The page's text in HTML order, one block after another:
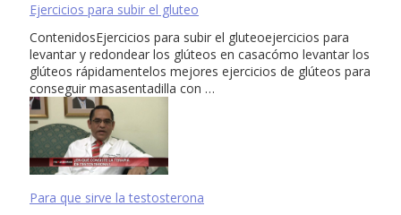
Ejercicios para subir el gluteo
ContenidosEjercicios para subir el gluteoejercicios para
levantar y redondear los glúteos en casacómo levantar los
glúteos rápidamentelos mejores ejercicios de glúteos para
conseguir masasentadilla con …
Para que sirve la testosterona